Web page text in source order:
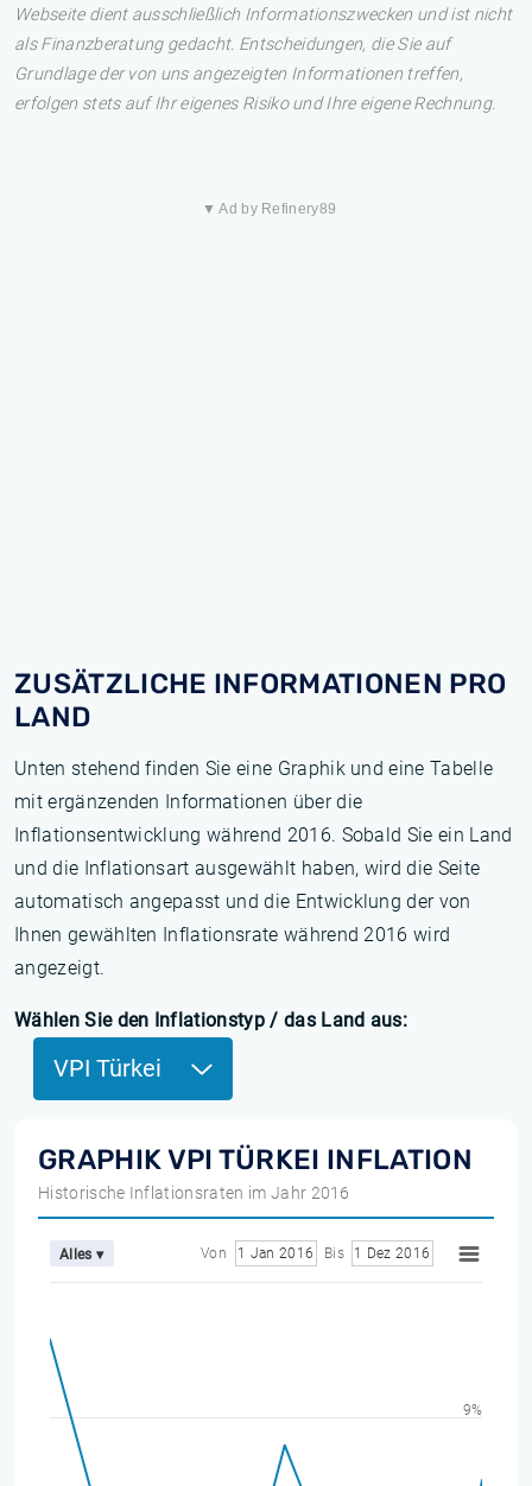
Webseite dient ausschließlich Informationszwecken und ist nicht
als Finanzberatung gedacht. Entscheidungen, die Sie auf
Grundlage der von uns angezeigten Informationen treffen,
erfolgen stets auf Ihr eigenes Risiko und Ihre eigene Rechnung.
▼ Ad by Refinery89
ZUSÄTZLICHE INFORMATIONEN PRO
LAND
Unten stehend finden Sie eine Graphik und eine Tabelle
mit ergänzenden Informationen über die
Inflationsentwicklung während 2016. Sobald Sie ein Land
und die Inflationsart ausgewählt haben, wird die Seite
automatisch angepasst und die Entwicklung der von
Ihnen gewählten Inflationsrate während 2016 wird
angezeigt.
Wählen Sie den Inflationstyp / das Land aus:
VPI Türkei
GRAPHIK VPI TÜRKEI INFLATION
Historische Inflationsraten im Jahr 2016
Alles ▾ Von 1 Jan 2016 Bis 1 Dez 2016
9%